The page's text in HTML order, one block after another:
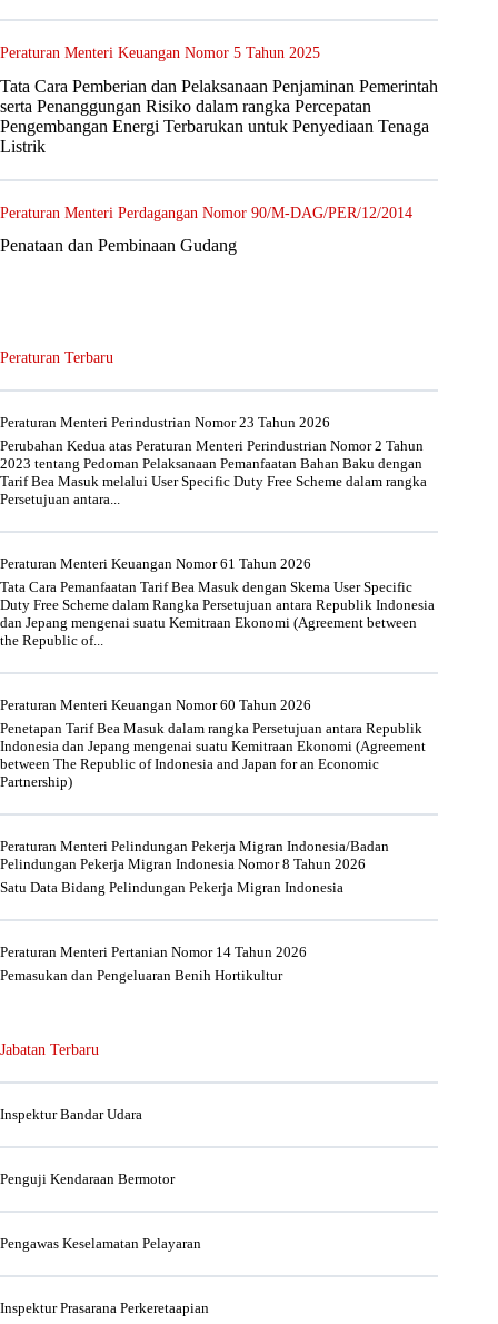
Peraturan Menteri Keuangan Nomor 5 Tahun 2025
Tata Cara Pemberian dan Pelaksanaan Penjaminan Pemerintah
serta Penanggungan Risiko dalam rangka Percepatan
Pengembangan Energi Terbarukan untuk Penyediaan Tenaga
Listrik
Peraturan Menteri Perdagangan Nomor 90/M-DAG/PER/12/2014
Penataan dan Pembinaan Gudang
Peraturan Terbaru
Peraturan Menteri Perindustrian Nomor 23 Tahun 2026
Perubahan Kedua atas Peraturan Menteri Perindustrian Nomor 2 Tahun
2023 tentang Pedoman Pelaksanaan Pemanfaatan Bahan Baku dengan
Tarif Bea Masuk melalui User Specific Duty Free Scheme dalam rangka
Persetujuan antara...
Peraturan Menteri Keuangan Nomor 61 Tahun 2026
Tata Cara Pemanfaatan Tarif Bea Masuk dengan Skema User Specific
Duty Free Scheme dalam Rangka Persetujuan antara Republik Indonesia
dan Jepang mengenai suatu Kemitraan Ekonomi (Agreement between
the Republic of...
Peraturan Menteri Keuangan Nomor 60 Tahun 2026
Penetapan Tarif Bea Masuk dalam rangka Persetujuan antara Republik
Indonesia dan Jepang mengenai suatu Kemitraan Ekonomi (Agreement
between The Republic of Indonesia and Japan for an Economic
Partnership)
Peraturan Menteri Pelindungan Pekerja Migran Indonesia/Badan
Pelindungan Pekerja Migran Indonesia Nomor 8 Tahun 2026
Satu Data Bidang Pelindungan Pekerja Migran Indonesia
Peraturan Menteri Pertanian Nomor 14 Tahun 2026
Pemasukan dan Pengeluaran Benih Hortikultur
Jabatan Terbaru
Inspektur Bandar Udara
Penguji Kendaraan Bermotor
Pengawas Keselamatan Pelayaran
Inspektur Prasarana Perkeretaapian